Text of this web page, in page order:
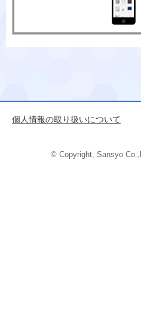
個人情報の取り扱いについて
© Copyright, Sansyo